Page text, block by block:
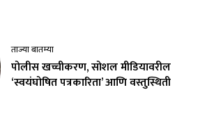
ताज्या बातम्या
पोलीस खच्चीकरण, सोशल मीडियावरील
‘स्वयंघोषित पत्रकारिता’ आणि वस्तुस्थिती